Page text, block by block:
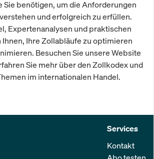
Sie benötigen, um die Anforderungen
und erfolgreich zu erfüllen.
Expertenanalysen und praktischen
Ihnen, Ihre Zollabläufe zu optimieren
Besuchen Sie unsere Website
Sie mehr über den Zollkodex und
im internationalen Handel.
Services
Kontakt